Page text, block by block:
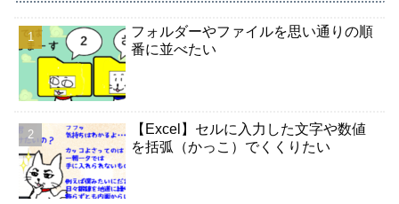
フォルダーやファイルを思い通りの順
番に並べたい
【Excel】セルに入力した文字や数値
を括弧（かっこ）でくくりたい